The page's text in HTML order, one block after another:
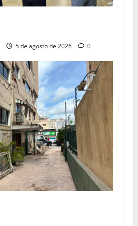
5 de agosto de 2026 0